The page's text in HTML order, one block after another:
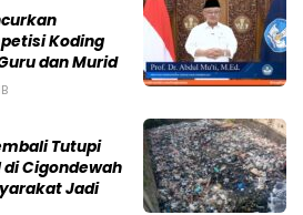
Koding
dan Murid
Tutupi
Cigondewah
Jadi